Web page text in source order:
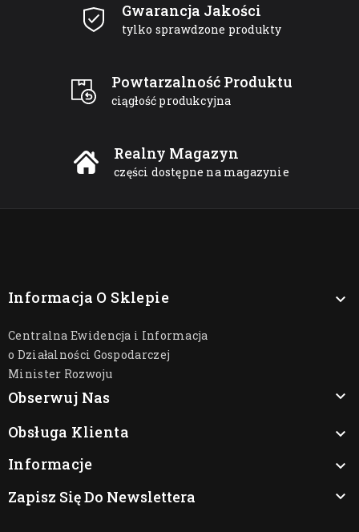
Gwarancja Jakości
tylko sprawdzone produkty
Powtarzalność Produktu
ciągłość produkcyjna
Realny Magazyn
części dostępne na magazynie
Informacja O Sklepie 
Centralna Ewidencja i Informacja
o Działalności Gospodarczej
Minister Rozwoju
Obserwuj Nas

Obsługa Klienta

Informacje

Zapisz Się Do Newslettera
